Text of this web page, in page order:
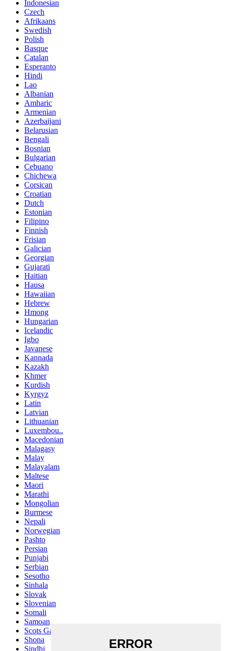
Indonesian
Czech
Afrikaans
Swedish
Polish
Basque
Catalan
Esperanto
Hindi
Lao
Albanian
Amharic
Armenian
Azerbaijani
Belarusian
Bengali
Bosnian
Bulgarian
Cebuano
Chichewa
Corsican
Croatian
Dutch
Estonian
Filipino
Finnish
Frisian
Galician
Georgian
Gujarati
Haitian
Hausa
Hawaiian
Hebrew
Hmong
Hungarian
Icelandic
Igbo
Javanese
Kannada
Kazakh
Khmer
Kurdish
Kyrgyz
Latin
Latvian
Lithuanian
Luxembou..
Macedonian
Malagasy
Malay
Malayalam
Maltese
Maori
Marathi
Mongolian
Burmese
Nepali
Norwegian
Pashto
Persian
Punjabi
Serbian
Sesotho
Sinhala
Slovak
Slovenian
Somali
Samoan
Scots Gaelic
Shona
Sindhi